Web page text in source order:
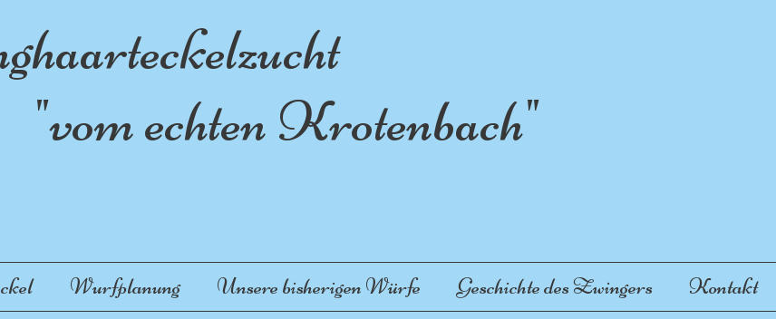
echten Krotenbach"
Wurfplanung Unsere bisherigen Würfe Geschichte des Zwingers Kontakt